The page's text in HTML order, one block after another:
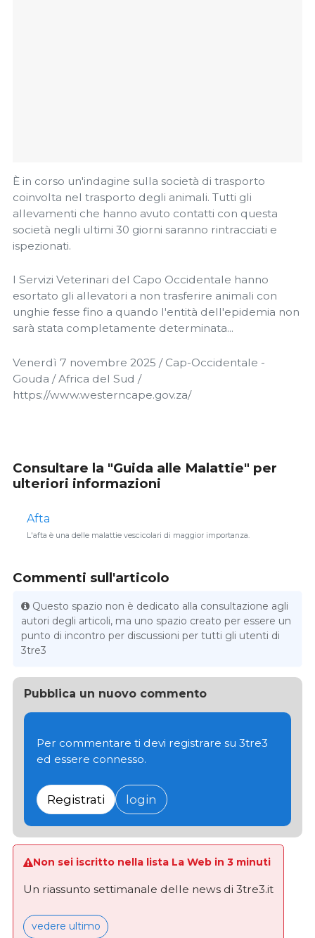
È in corso un'indagine sulla società di trasporto
coinvolta nel trasporto degli animali. Tutti gli
allevamenti che hanno avuto contatti con questa
società negli ultimi 30 giorni saranno rintracciati e
ispezionati.
I Servizi Veterinari del Capo Occidentale hanno
esortato gli allevatori a non trasferire animali con
unghie fesse fino a quando l'entità dell'epidemia non
sarà stata completamente determinata...
Venerdì 7 novembre 2025 / Cap-Occidentale -
Gouda / Africa del Sud /
https://www.westerncape.gov.za/
Consultare la "Guida alle Malattie" per
ulteriori informazioni
Afta
L'afta è una delle malattie vescicolari di maggior importanza.
Commenti sull'articolo
Questo spazio non è dedicato alla consultazione agli
autori degli articoli, ma uno spazio creato per essere un
punto di incontro per discussioni per tutti gli utenti di
3tre3
Pubblica un nuovo commento
Per commentare ti devi registrare su 3tre3
ed essere connesso.
Registrati login
Non sei iscritto nella lista La Web in 3 minuti
Un riassunto settimanale delle news di 3tre3.it
vedere ultimo